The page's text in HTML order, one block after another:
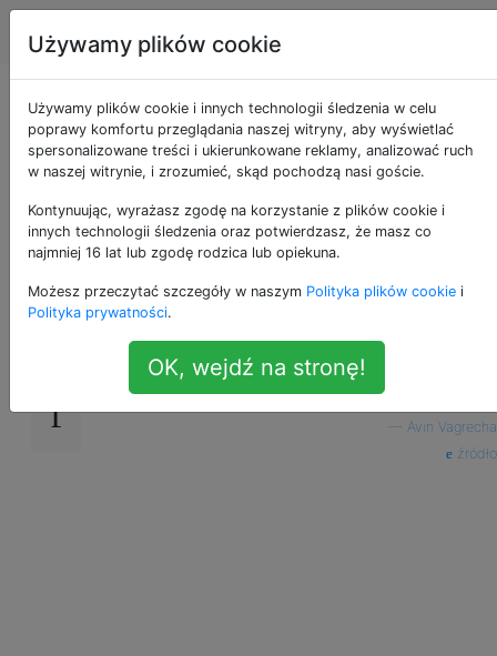
Android Tagi
Brak opcji wymiany w
rozwijanym menu
„dodaj konto” Gmaila
20
Nie widzę opcji konta wymiany na koncie
to naprawić?
gmail exchange
oneplus-one
Avin Vagrecha
źródło
Używamy plików cookie
Używamy plików cookie i innych technologii śledzenia w celu
poprawy komfortu przeglądania naszej witryny, aby wyświetlać
spersonalizowane treści i ukierunkowane reklamy, analizować ruch
w naszej witrynie, i zrozumieć, skąd pochodzą nasi goście.
Kontynuując, wyrażasz zgodę na korzystanie z plików cookie i
innych technologii śledzenia oraz potwierdzasz, że masz co
najmniej 16 lat lub zgodę rodzica lub opiekuna.
Możesz przeczytać szczegóły w naszym Polityka plików cookie i
Polityka prywatności.
OK, wejdź na stronę!